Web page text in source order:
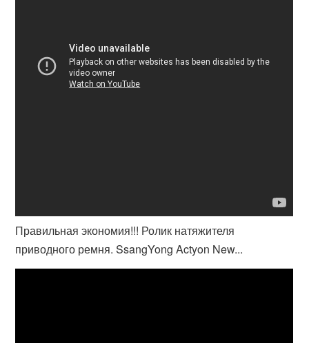
Правильная экономия!!! Ролик натяжителя
приводного ремня. SsangYong Actyon New...